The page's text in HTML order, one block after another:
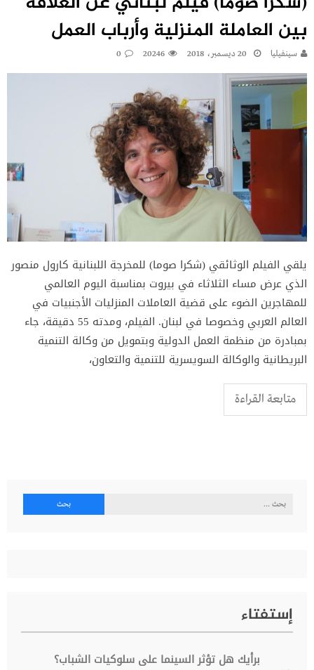
بين العاملة المنزلية وأرباب العمل
سينفيليا 20 ديسمبر، 2018 20246
0
يلقي الفيلم الوثائقي (شكرا صوما) للمخرجة اللبنانية كارول منصور
الذي عرض مساء الثلاثاء في بيروت بمناسبة اليوم العالمي
للمهاجرين الضوء على قضية العاملات المنزليات الأجنبيات في
العالم العربي وخصوصا في لبنان. الفيلم، ومدته 55 دقيقة، جاء
بمبادرة من منظمة العمل الدولية وبتمويل من وكالة التنمية
البريطانية والوكالة السويسرية للتنمية والتعاون،
متابعة القراءة
البحث
إستفتاء
برأيك هل تؤثر السينما على سلوكيات الشباب؟